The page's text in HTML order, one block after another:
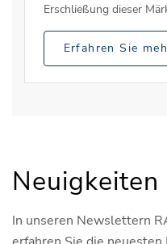
Erschließung dieser
Erfahren Sie
Neuigkeiten
In unseren Newslettern